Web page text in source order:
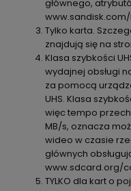
głównego,
www.sandisk.com/
Tylko karta.
znajdują się na
Klasa szybkości
wydajnej obsługi
za pomocą
UHS. Klasa
więc tempo
MB/s, oznacza
wideo w czasie
głównych
www.sdcard.org/
TYLKO dla kart o